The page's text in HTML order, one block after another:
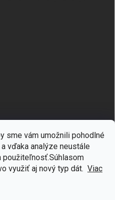
sme vám umožnili pohodlné
vďaka analýze neustále
použiteľnosť.Súhlasom
využiť aj nový typ dát. Viac
na prvý nákup